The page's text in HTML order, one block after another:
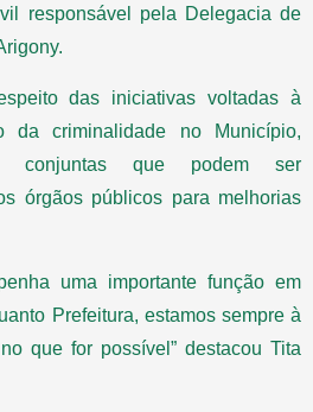
responsável pela Delegacia de
das iniciativas voltadas à
da criminalidade no Município,
conjuntas que podem ser
órgãos públicos para melhorias
uma importante função em
Prefeitura, estamos sempre à
que for possível” destacou Tita